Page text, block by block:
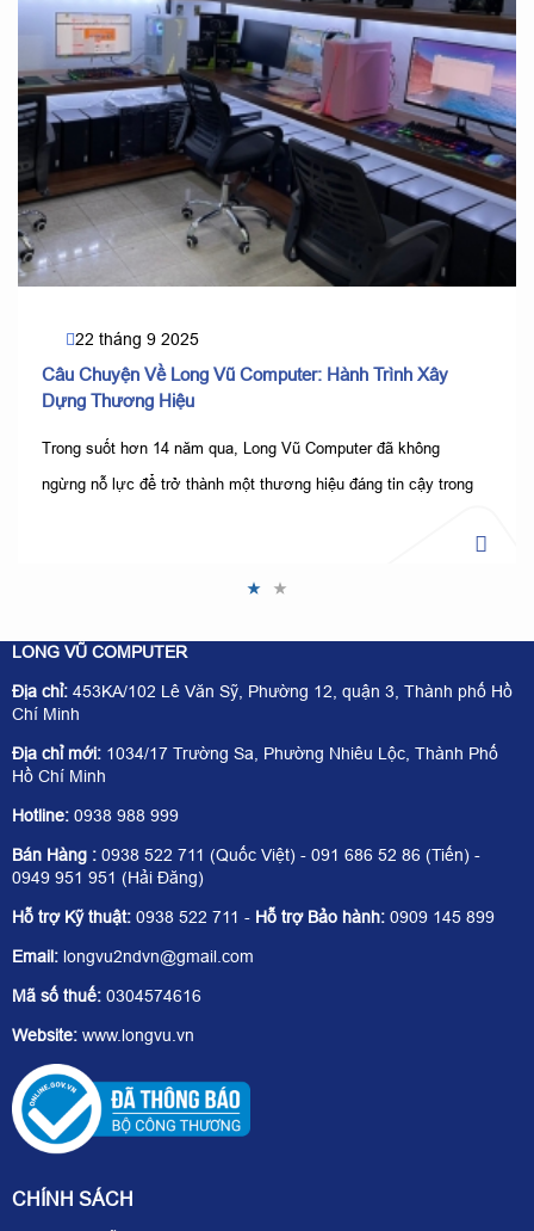
22 tháng 9 2025
Câu Chuyện Về Long Vũ Computer: Hành Trình Xây
Dựng Thương Hiệu
Trong suốt hơn 14 năm qua, Long Vũ Computer đã không
ngừng nỗ lực để trở thành một thương hiệu đáng tin cậy trong
còn là cam kết mang đến giải pháp công nghệ tối ưu cho khách
LONG VŨ COMPUTER
Địa chỉ: 453KA/102 Lê Văn Sỹ, Phường 12, quận 3, Thành phố Hồ
Chí Minh
Địa chỉ mới: 1034/17 Trường Sa, Phường Nhiêu Lộc, Thành Phố
Hồ Chí Minh
Hotline: 0938 988 999
Bán Hàng : 0938 522 711 (Quốc Việt) - 091 686 52 86 (Tiến) -
0949 951 951 (Hải Đăng)
Hỗ trợ Kỹ thuật: 0938 522 711 - Hỗ trợ Bảo hành: 0909 145 899
Email: longvu2ndvn@gmail.com
Mã số thuế: 0304574616
Website: www.longvu.vn
CHÍNH SÁCH